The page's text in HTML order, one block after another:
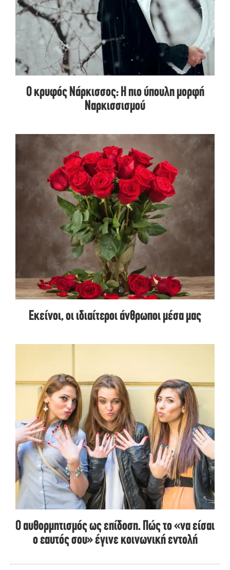
Ο κρυφός Νάρκισσος: Η πιο ύπουλη μορφή
Ναρκισσισμού
Εκείνοι, οι ιδιαίτεροι άνθρωποι μέσα μας
Ο αυθορμητισμός ως επίδοση. Πώς το «να είσαι
ο εαυτός σου» έγινε κοινωνική εντολή